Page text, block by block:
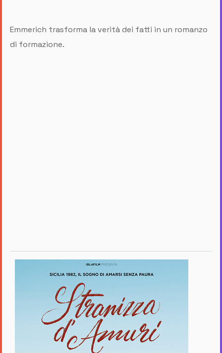
Emmerich trasforma la verità dei fatti in un romanzo
di formazione.